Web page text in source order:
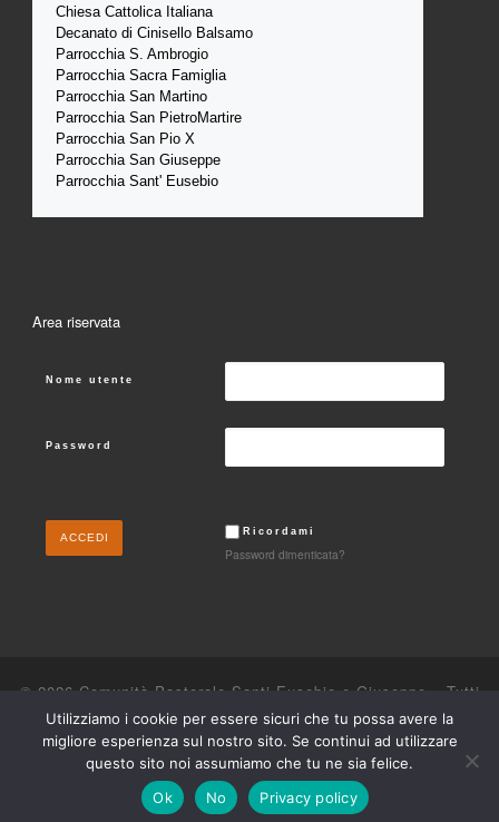
Chiesa Cattolica Italiana
Decanato di Cinisello Balsamo
Parrocchia S. Ambrogio
Parrocchia Sacra Famiglia
Parrocchia San Martino
Parrocchia San PietroMartire
Parrocchia San Pio X
Parrocchia San Giuseppe
Parrocchia Sant' Eusebio
Area riservata
Nome utente
Password
Ricordami
Password dimenticata?
© 2026 Comunità Pastorale Santi Eusebio e Giuseppe – Tutti
i diritti riservati
Powered byWP– Designed con il tema Customizr
Utilizziamo i cookie per essere sicuri che tu possa avere la
migliore esperienza sul nostro sito. Se continui ad utilizzare
questo sito noi assumiamo che tu ne sia felice.
Ok
No Privacy policy